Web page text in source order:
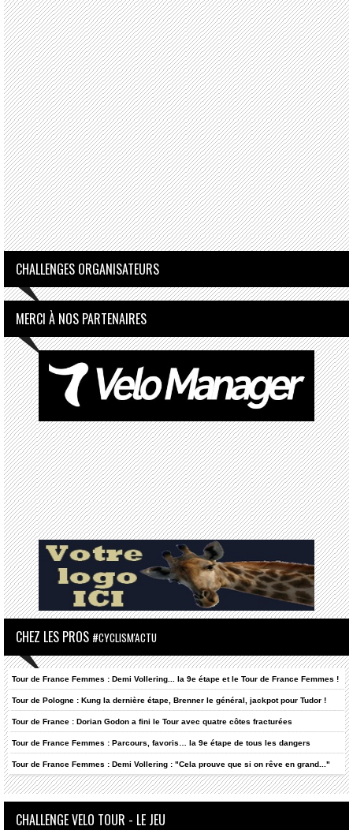
CHALLENGES ORGANISATEURS
MERCI À NOS PARTENAIRES
CHEZ LES PROS #CYCLISM'ACTU
Tour de France Femmes : Demi Vollering... la 9e étape et le Tour de France Femmes !
Tour de Pologne : Kung la dernière étape, Brenner le général, jackpot pour Tudor !
Tour de France : Dorian Godon a fini le Tour avec quatre côtes fracturées
Tour de France Femmes : Parcours, favoris… la 9e étape de tous les dangers
Tour de France Femmes : Demi Vollering : "Cela prouve que si on rêve en grand..."
CHALLENGE VELO TOUR - LE JEU